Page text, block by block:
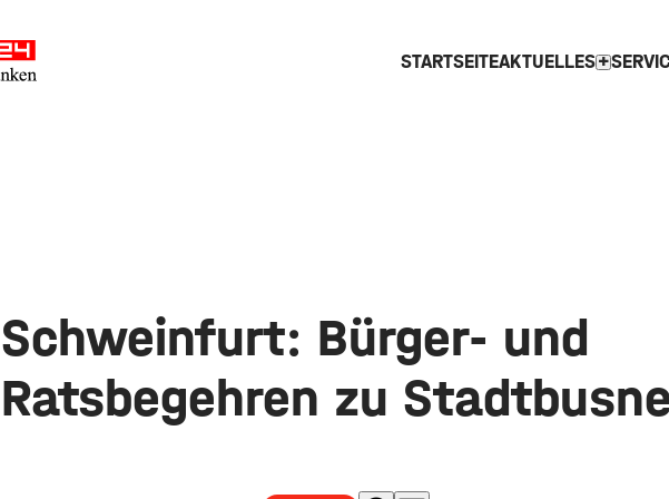
STARTSEITEAKTUELLESexpand_more
Schweinfurt: Bürger- und
Ratsbegehren zu